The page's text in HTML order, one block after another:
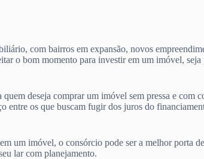
com bairros em expansão, novos
o bom momento para investir em um imóvel, seja
deseja comprar um imóvel sem pressa e com
entre os que buscam fugir dos juros do
um imóvel, o consórcio pode ser a melhor porta
lar com planejamento.